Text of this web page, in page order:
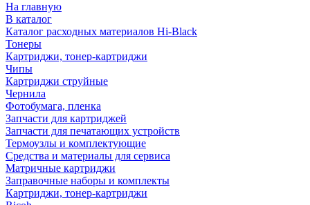
На главную
В каталог
Каталог расходных материалов Hi-Black
Тонеры
Картриджи, тонер-картриджи
Чипы
Картриджи струйные
Чернила
Фотобумага, пленка
Запчасти для картриджей
Запчасти для печатающих устройств
Термоузлы и комплектующие
Средства и материалы для сервиса
Матричные картриджи
Заправочные наборы и комплекты
Картриджи, тонер-картриджи